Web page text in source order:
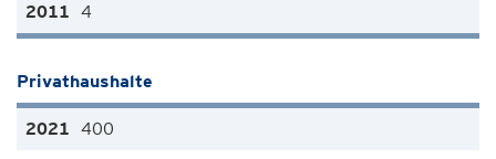
4
Privathaushalte
400